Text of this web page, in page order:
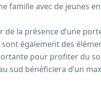
famille avec de jeunes
la présence d’une
également des
pour profiter du
sud bénéficiera d’un